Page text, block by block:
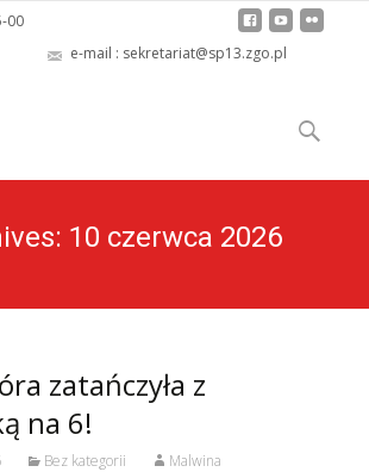
00
e-mail : sekretariat@sp13.zgo.pl
to
content
Szukaj:
10 czerwca 2026
zatańczyła z
na 6!
Bez kategorii
Malwina